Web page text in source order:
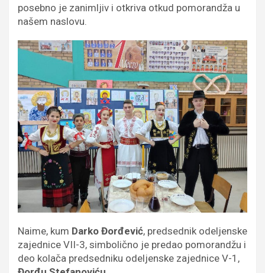
posebno je zanimljiv i otkriva otkud pomorandža u
našem naslovu.
Naime, kum Darko Đorđević, predsednik odeljenske
zajednice VII-3, simbolično je predao pomorandžu i
deo kolača predsedniku odeljenske zajednice V-1,